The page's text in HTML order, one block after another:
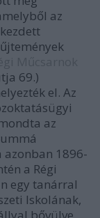
az
69.)
el. Az
az
1896-
a Régi
egy tanárral
Iskolának,
bővülve